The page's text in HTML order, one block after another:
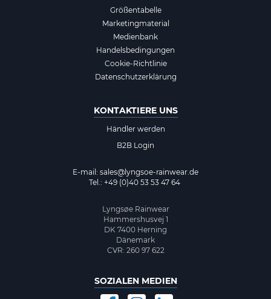
Größentabelle
Marketingmaterial
Medienbank
Handelsbedingungen
Cookie-Richtlinie
Datenschutzerklärung
KONTAKTIERE UNS
Händler werden
B2B Login
E-mail: sales@lyngsoe-rainwear.de
Tel.: +49 (0)40 53 53 47 64
Lyngsøe Rainwear
Hammershusvej 1
DK 7400 Herning
Dänemark
CVR: 260 97 622
SOZIALEN MEDIEN